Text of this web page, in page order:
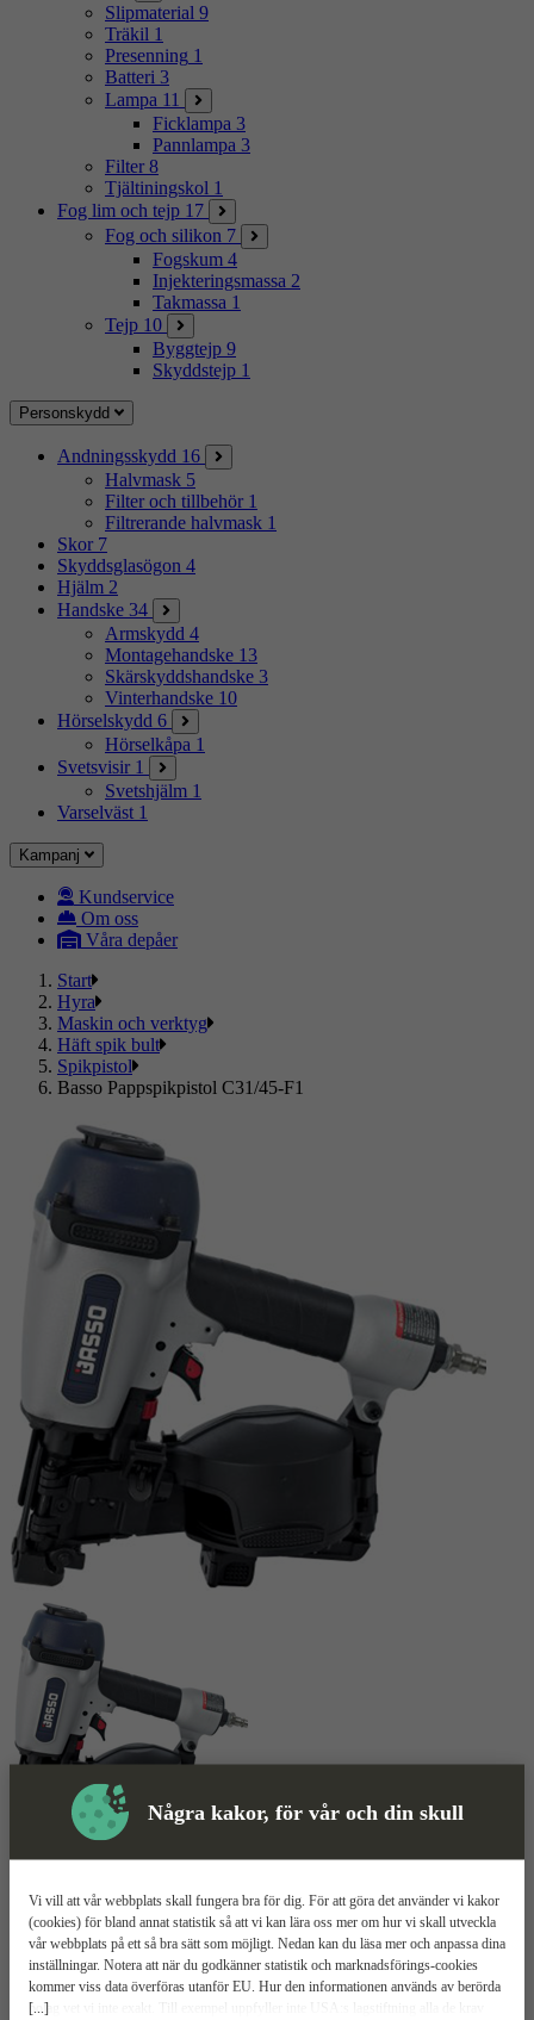
Några kakor, för vår och din skull
[...]
Vi vill att vår webbplats skall fungera bra för dig. För att göra det använder vi kakor
(cookies) för bland annat statistik så att vi kan lära oss mer om hur vi skall utveckla
vår webbplats på ett så bra sätt som möjligt. Nedan kan du läsa mer och anpassa dina
inställningar. Notera att när du godkänner statistik och marknadsförings-cookies
kommer viss data överföras utanför EU. Hur den informationen används av berörda
bolag vet vi inte exakt. Till exempel uppfyller inte USA:s lagstiftning alla de krav
Slipmaterial 9
Träkil 1
Presenning 1
Batteri 3
Lampa 11
Ficklampa 3
Pannlampa 3
Filter 8
Tjältiningskol 1
Fog lim och tejp 17
Fog och silikon 7
Fogskum 4
Injekteringsmassa 2
Takmassa 1
Tejp 10
Byggtejp 9
Skyddstejp 1
Personskydd
Andningsskydd 16
Halvmask 5
Filter och tillbehör 1
Filtrerande halvmask 1
Skor 7
Skyddsglasögon 4
Hjälm 2
Handske 34
Armskydd 4
Montagehandske 13
Skärskyddshandske 3
Vinterhandske 10
Hörselskydd 6
Hörselkåpa 1
Svetsvisir 1
Svetshjälm 1
Varselväst 1
Kampanj
Kundservice
Om oss
Våra depåer
Start
Hyra
Maskin och verktyg
Häft spik bult
Spikpistol
Basso Pappspikpistol C31/45-F1
Pappspikpistol Mer information
Basso C31/45-F1